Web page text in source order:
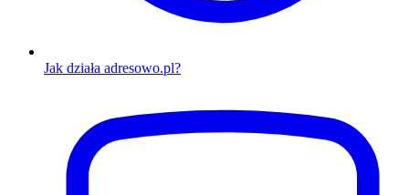
Jak działa adresowo.pl?